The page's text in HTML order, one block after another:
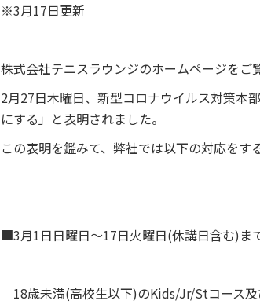
※3月17日更新
株式会社テニスラウンジのホームページをご
2月27日木曜日、新型コロナウイルス対策本
にする」と表明されました。
この表明を鑑みて、弊社では以下の対応をす
■3月1日日曜日〜17日火曜日(休講日含む)ま
18歳未満(高校生以下)のKids/Jr/Stコース及